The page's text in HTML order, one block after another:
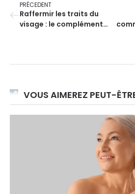
PRÉCEDENT
Raffermir les traits du
visage : le complément
VOUS AIMEREZ PEUT-